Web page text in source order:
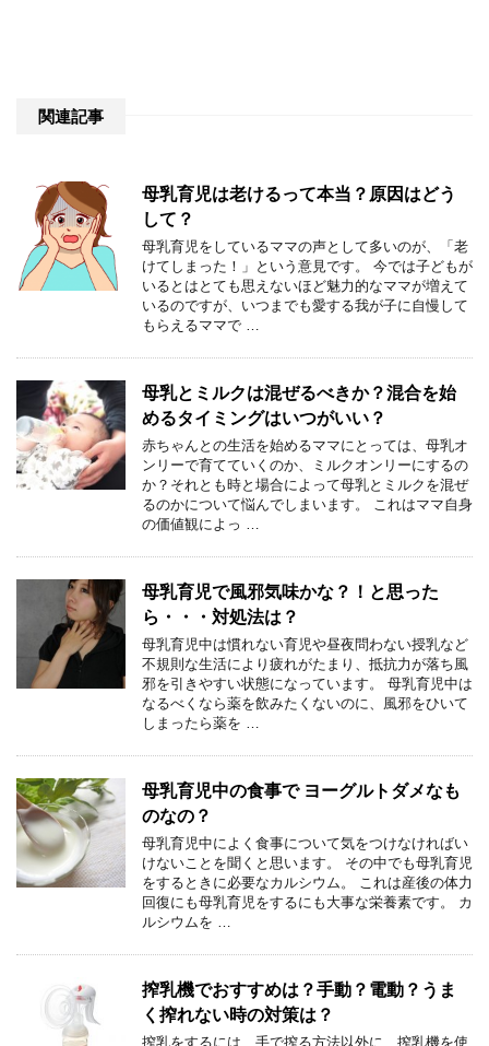
関連記事
母乳育児は老けるって本当？原因はどう
して？
母乳育児をしているママの声として多いのが、「老
けてしまった！」という意見です。 今では子どもが
いるとはとても思えないほど魅力的なママが増えて
いるのですが、いつまでも愛する我が子に自慢して
もらえるママで …
母乳とミルクは混ぜるべきか？混合を始
めるタイミングはいつがいい？
赤ちゃんとの生活を始めるママにとっては、母乳オ
ンリーで育てていくのか、ミルクオンリーにするの
か？それとも時と場合によって母乳とミルクを混ぜ
るのかについて悩んでしまいます。 これはママ自身
の価値観によっ …
母乳育児で風邪気味かな？！と思った
ら・・・対処法は？
母乳育児中は慣れない育児や昼夜問わない授乳など
不規則な生活により疲れがたまり、抵抗力が落ち風
邪を引きやすい状態になっています。 母乳育児中は
なるべくなら薬を飲みたくないのに、風邪をひいて
しまったら薬を …
母乳育児中の食事で ヨーグルトダメなも
のなの？
母乳育児中によく食事について気をつけなければい
けないことを聞くと思います。 その中でも母乳育児
をするときに必要なカルシウム。 これは産後の体力
回復にも母乳育児をするにも大事な栄養素です。 カ
ルシウムを …
搾乳機でおすすめは？手動？電動？うま
く搾れない時の対策は？
搾乳をするには、手で搾る方法以外に、搾乳機を使